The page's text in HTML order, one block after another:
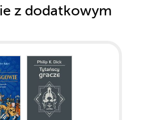
z dodatkowym